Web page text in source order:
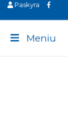
Paskyra
Meniu